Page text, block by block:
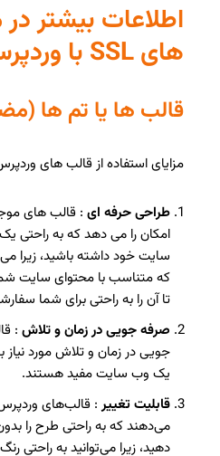
اطلاعات بیشتر در
های SSL با وردپرس
قالب ها یا تم ها
مزایای استفاده از قالب های
طراحی حرفه ای : قالب های
امکان را می دهد که به راحتی
سایت خود داشته باشید، زیرا می
که متناسب با محتوای سایت
تا آن را به راحتی برای شما
صرفه جویی در زمان و تلاش :
جویی در زمان و تلاش مورد نیاز
یک وب سایت مفید هستند.
قابلیت تغییر: قالب‌های وردپرس
می‌دهند که به راحتی طرح را
دهید، زیرا می‌توانید به راحتی